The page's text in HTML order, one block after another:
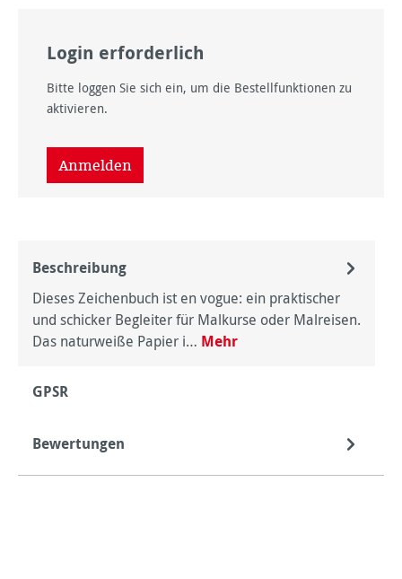
Login erforderlich
Bitte loggen Sie sich ein, um die Bestellfunktionen zu
aktivieren.
Anmelden
Beschreibung
Dieses Zeichenbuch ist en vogue: ein praktischer
und schicker Begleiter für Malkurse oder Malreisen.
Das naturweiße Papier i… Mehr
GPSR
Bewertungen